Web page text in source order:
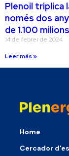
Plenoil triplica
només dos
de 1.100
14 de febrer de 2024
Leer más »
Home
Cercador